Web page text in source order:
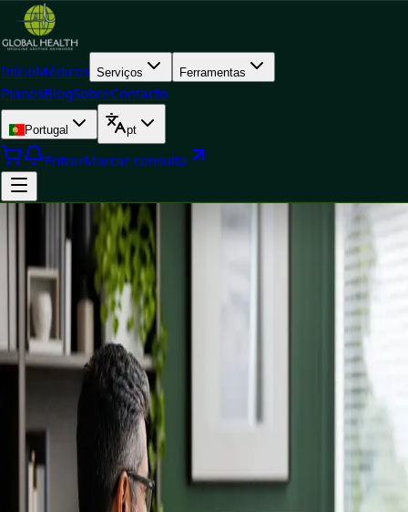
InícioMédicos Serviços Ferramentas
PlanosBlogSobreContacto
Portugal pt
EntrarMarcar consulta